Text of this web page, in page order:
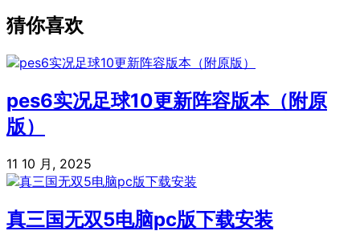
猜你喜欢
pes6实况足球10更新阵容版本（附原
版）
11 10 月, 2025
真三国无双5电脑pc版下载安装